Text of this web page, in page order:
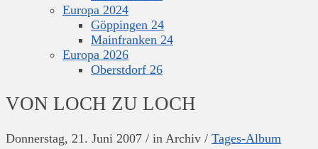
Europa 2024
Göppingen 24
Mainfranken 24
Europa 2026
Oberstdorf 26
VON LOCH ZU LOCH
Donnerstag, 21. Juni 2007 / in Archiv / Tages-Album